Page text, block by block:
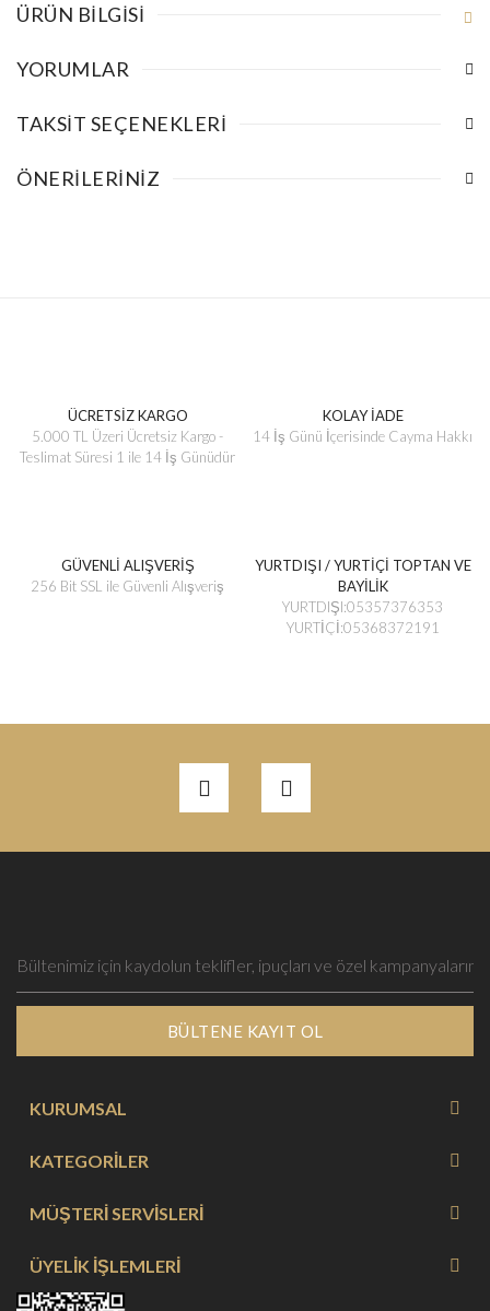
ÜRÜN BILGISI
YORUMLAR
TAKSIT SEÇENEKLERI
ÖNERILERINIZ
ÜCRETSİZ KARGO
5.000 TL Üzeri Ücretsiz Kargo -
Teslimat Süresi 1 ile 14 İş Günüdür
KOLAY İADE
14 İş Günü İçerisinde Cayma Hakkı
GÜVENLİ ALIŞVERİŞ
256 Bit SSL ile Güvenli Alışveriş
YURTDIŞI / YURTİÇİ TOPTAN VE
BAYİLİK
YURTDIŞI:05357376353
YURTİÇİ:05368372191
BÜLTENE KAYIT OL
KURUMSAL
KATEGORİLER
MÜŞTERİ SERVİSLERİ
ÜYELİK İŞLEMLERİ